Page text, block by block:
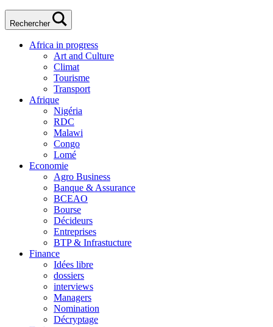
Rechercher
Africa in progress
Art and Culture
Climat
Tourisme
Transport
Afrique
Nigéria
RDC
Malawi
Congo
Lomé
Economie
Agro Business
Banque & Assurance
BCEAO
Bourse
Décideurs
Entreprises
BTP & Infrastucture
Finance
Idées libre
dossiers
interviews
Managers
Nomination
Décryptage